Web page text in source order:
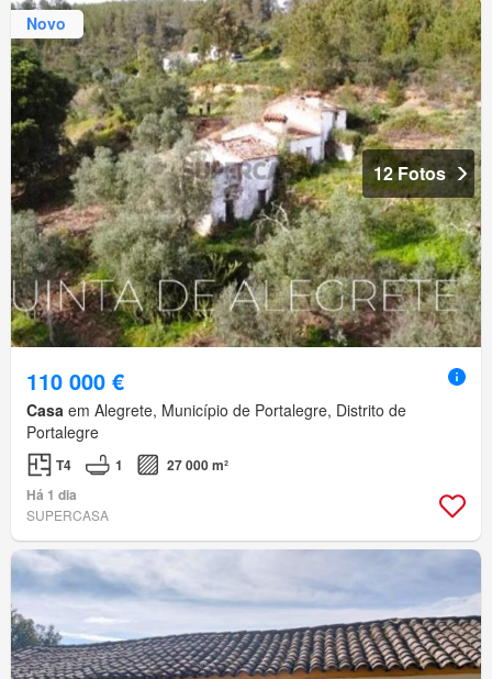
Novo
12 Fotos
110 000 €
Casa em Alegrete, Município de Portalegre, Distrito de
Portalegre
T4 1
27 000 m²
Há 1 dia
SUPERCASA